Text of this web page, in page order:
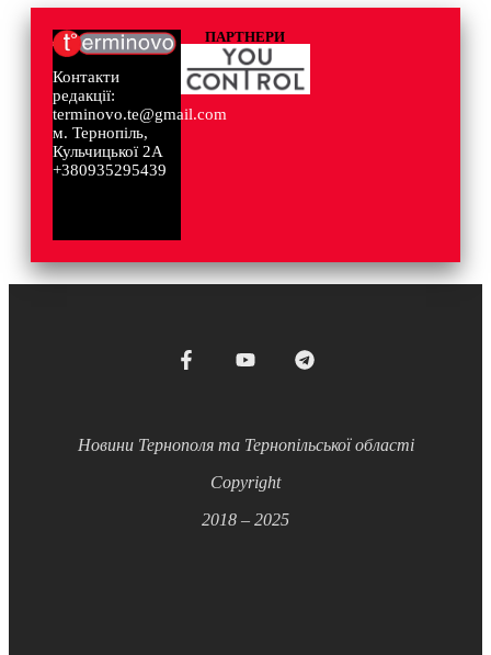
Контакти
редакції:
terminovo.te@gmail.com
м. Тернопіль,
Кульчицької 2А
+380935295439
ПАРТНЕРИ
Новини Тернополя та Тернопільської області
Copyright
2018 – 2025